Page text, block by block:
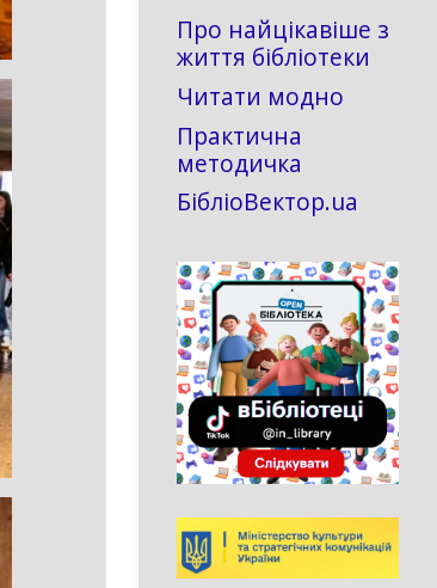
Про найцікавіше з
життя бібліотеки
Читати модно
Практична
методичка
БібліоВектор.ua